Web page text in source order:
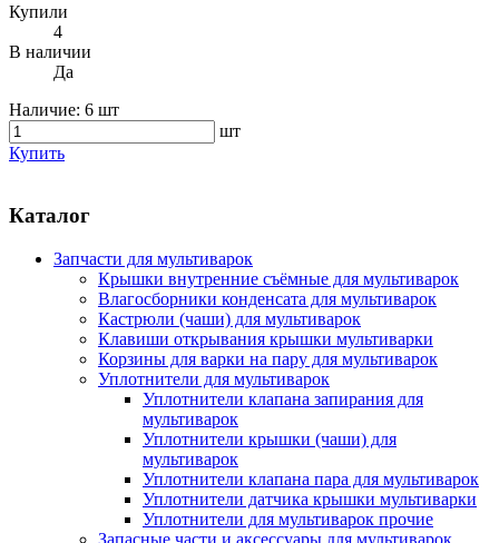
Купили
4
В наличии
Да
Наличие: 6 шт
шт
Купить
Каталог
Запчасти для мультиварок
Крышки внутренние съёмные для мультиварок
Влагосборники конденсата для мультиварок
Кастрюли (чаши) для мультиварок
Клавиши открывания крышки мультиварки
Корзины для варки на пару для мультиварок
Уплотнители для мультиварок
Уплотнители клапана запирания для
мультиварок
Уплотнители крышки (чаши) для
мультиварок
Уплотнители клапана пара для мультиварок
Уплотнители датчика крышки мультиварки
Уплотнители для мультиварок прочие
Запасные части и аксессуары для мультиварок